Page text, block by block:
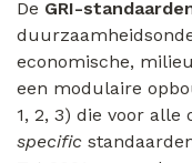
De GRI-
economische,
een modulaire
1, 2, 3) die voor alle
specific